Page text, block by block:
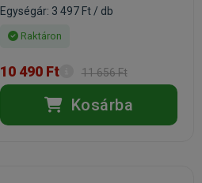
Egységár: 3 497 Ft / db
Raktáron
10 490 Ft 11 656 Ft
Kosárba